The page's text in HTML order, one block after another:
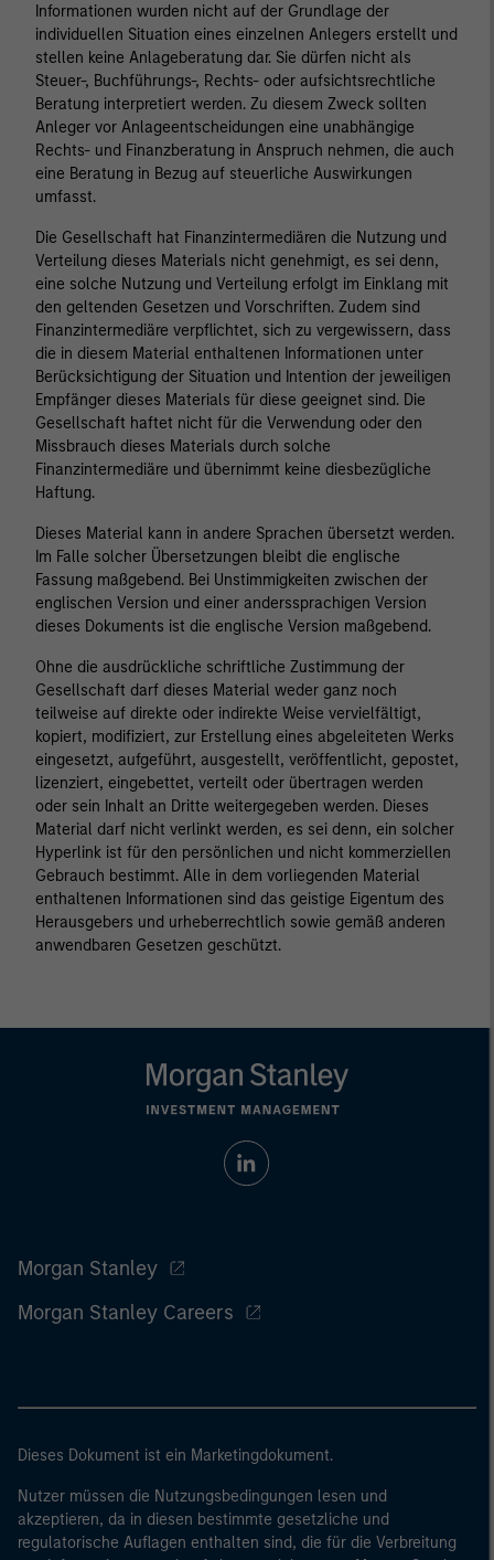
Informationen wurden nicht auf der Grundlage der
individuellen Situation eines einzelnen Anlegers erstellt und
stellen keine Anlageberatung dar. Sie dürfen nicht als
Steuer-, Buchführungs-, Rechts- oder aufsichtsrechtliche
Beratung interpretiert werden. Zu diesem Zweck sollten
Anleger vor Anlageentscheidungen eine unabhängige
Rechts- und Finanzberatung in Anspruch nehmen, die auch
eine Beratung in Bezug auf steuerliche Auswirkungen
umfasst.
Die Gesellschaft hat Finanzintermediären die Nutzung und
Verteilung dieses Materials nicht genehmigt, es sei denn,
eine solche Nutzung und Verteilung erfolgt im Einklang mit
den geltenden Gesetzen und Vorschriften. Zudem sind
Finanzintermediäre verpflichtet, sich zu vergewissern, dass
die in diesem Material enthaltenen Informationen unter
Berücksichtigung der Situation und Intention der jeweiligen
Empfänger dieses Materials für diese geeignet sind. Die
Gesellschaft haftet nicht für die Verwendung oder den
Missbrauch dieses Materials durch solche
Finanzintermediäre und übernimmt keine diesbezügliche
Haftung.
Dieses Material kann in andere Sprachen übersetzt werden.
Im Falle solcher Übersetzungen bleibt die englische
Fassung maßgebend. Bei Unstimmigkeiten zwischen der
englischen Version und einer anderssprachigen Version
dieses Dokuments ist die englische Version maßgebend.
Ohne die ausdrückliche schriftliche Zustimmung der
Gesellschaft darf dieses Material weder ganz noch
teilweise auf direkte oder indirekte Weise vervielfältigt,
kopiert, modifiziert, zur Erstellung eines abgeleiteten Werks
eingesetzt, aufgeführt, ausgestellt, veröffentlicht, gepostet,
lizenziert, eingebettet, verteilt oder übertragen werden
oder sein Inhalt an Dritte weitergegeben werden. Dieses
Material darf nicht verlinkt werden, es sei denn, ein solcher
Hyperlink ist für den persönlichen und nicht kommerziellen
Gebrauch bestimmt. Alle in dem vorliegenden Material
enthaltenen Informationen sind das geistige Eigentum des
Herausgebers und urheberrechtlich sowie gemäß anderen
anwendbaren Gesetzen geschützt.
Morgan Stanley
Morgan Stanley Careers
Dieses Dokument ist ein Marketingdokument.
Nutzer müssen die Nutzungsbedingungen lesen und
akzeptieren, da in diesen bestimmte gesetzliche und
regulatorische Auflagen enthalten sind, die für die Verbreitung